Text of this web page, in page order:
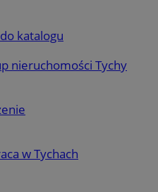
katalogu
nieruchomości Tychy
w Tychach